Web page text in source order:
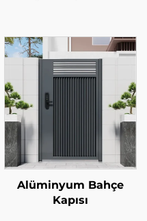
Alüminyum Bahçe
Kapısı